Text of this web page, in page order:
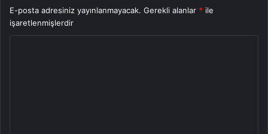
E-posta adresiniz yayınlanmayacak. Gerekli alanlar * ile
işaretlenmişlerdir